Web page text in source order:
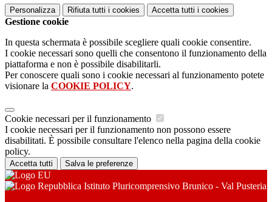
Personalizza Rifiuta tutti i cookies Accetta tutti i cookies
Gestione cookie
In questa schermata è possibile scegliere quali cookie consentire.
I cookie necessari sono quelli che consentono il funzionamento della
piattaforma e non è possibile disabilitarli.
Per conoscere quali sono i cookie necessari al funzionamento potete
visionare la COOKIE POLICY.
Cookie necessari per il funzionamento
I cookie necessari per il funzionamento non possono essere
disabilitati. È possibile consultare l'elenco nella pagina della cookie
policy.
Accetta tutti Salva le preferenze
Istituto Pluricomprensivo Brunico - Val Pusteria